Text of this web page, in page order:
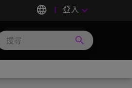
language 登入 keyboard_arrow_down
search